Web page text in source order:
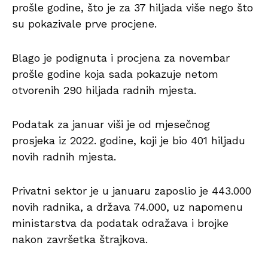
prošle godine, što je za 37 hiljada više nego što
su pokazivale prve procjene.
Blago je podignuta i procjena za novembar
prošle godine koja sada pokazuje netom
otvorenih 290 hiljada radnih mjesta.
Podatak za januar viši je od mjesečnog
prosjeka iz 2022. godine, koji je bio 401 hiljadu
novih radnih mjesta.
Privatni sektor je u januaru zaposlio je 443.000
novih radnika, a država 74.000, uz napomenu
ministarstva da podatak odražava i brojke
nakon završetka štrajkova.